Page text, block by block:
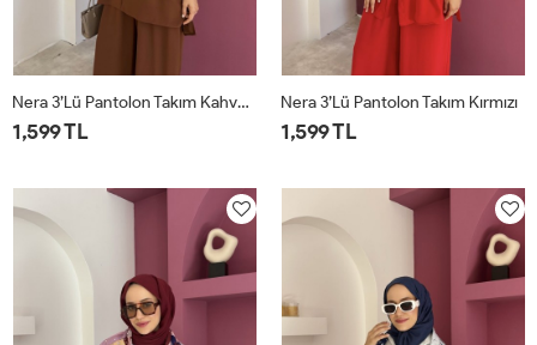
Nera 3’lü Pantolon Takım Kahverengi
1,599 TL
Nera 3’lü Pantolon Takım Kırmızı
1,599 TL